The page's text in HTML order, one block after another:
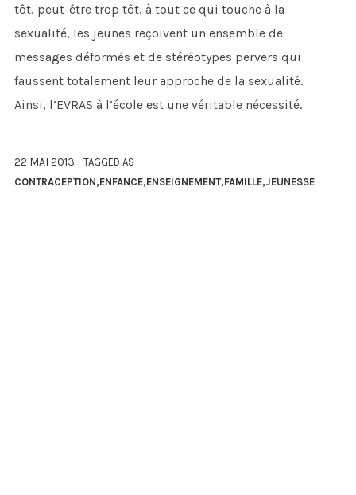
tôt, peut-être trop tôt, à tout ce qui touche à la
sexualité, les jeunes reçoivent un ensemble de
messages déformés et de stéréotypes pervers qui
faussent totalement leur approche de la sexualité.
Ainsi, l’EVRAS à l’école est une véritable nécessité.
22 MAI 2013
TAGGED AS
CONTRACEPTION,ENFANCE,ENSEIGNEMENT,FAMILLE,JEUNESSE